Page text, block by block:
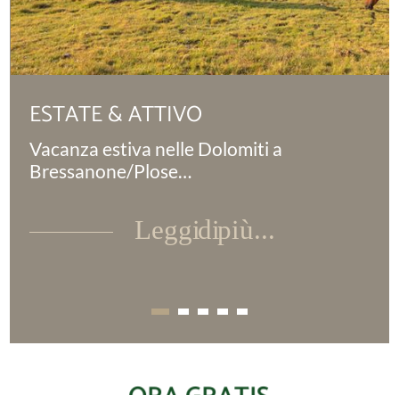
ESTATE & ATTIVO
Vacanza estiva nelle Dolomiti a
Bressanone/Plose…
Leggi di più...